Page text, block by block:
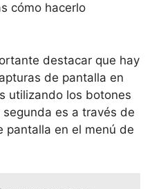
cómo hacerlo
destacar que hay
de pantalla en
utilizando los botones
es a través de
pantalla en el menú de